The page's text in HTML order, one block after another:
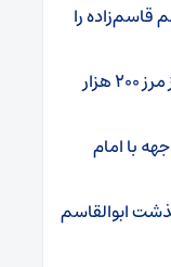
قاسم‌زاده را
چاپ چهل‌ونهم «تن‌تن و سندباد» از مرز ۲۰۰ هزار
با امام
ابوالقاسم